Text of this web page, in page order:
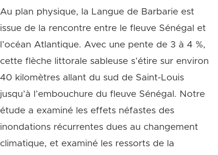
Au plan physique, la Langue de Barbarie est
issue de la rencontre entre le fleuve Sénégal et
l’océan Atlantique. Avec une pente de 3 à 4 %,
cette flèche littorale sableuse s’étire sur environ
40 kilomètres allant du sud de Saint-Louis
jusqu’à l’embouchure du fleuve Sénégal. Notre
étude a examiné les effets néfastes des
inondations récurrentes dues au changement
climatique, et examiné les ressorts de la